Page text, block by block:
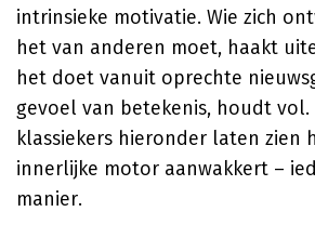
intrinsieke motivatie. Wie zich
het van anderen moet, haakt
het doet vanuit oprechte
gevoel van betekenis, houdt vol.
klassiekers hieronder laten zien
innerlijke motor aanwakkert –
manier.